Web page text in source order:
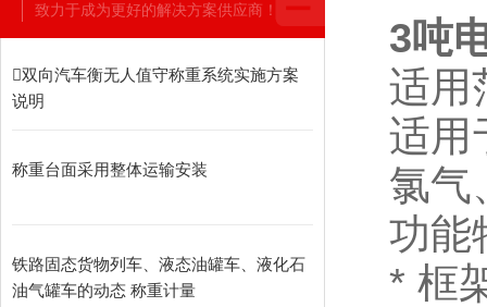
致力于成为更好的解决方案供应商！
双向汽车衡无人值守称重系统实施方案
说明
称重台面采用整体运输安装
铁路固态货物列车、液态油罐车、液化石
油气罐车的动态 称重计量
3吨
适用
适用
氯气
功能
*